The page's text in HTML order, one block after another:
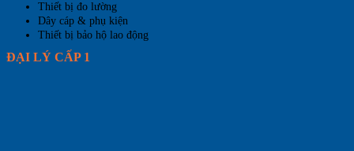
Thiết bị đo lường
Dây cáp & phụ kiện
Thiết bị bảo hộ lao động
ĐẠI LÝ CẤP 1